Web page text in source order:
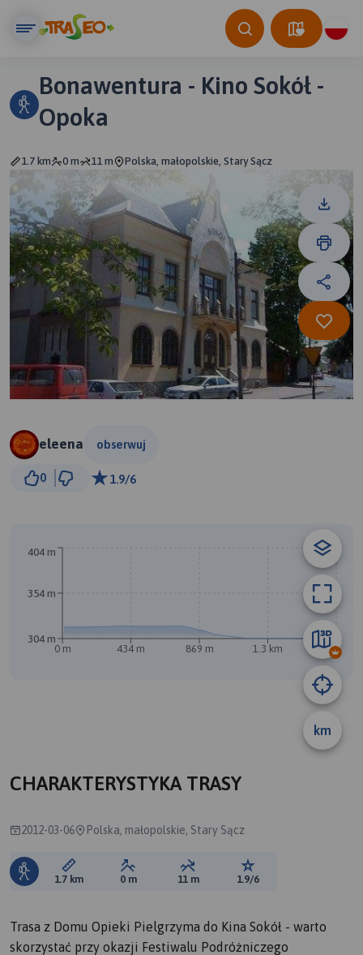
Bonawentura - Kino Sokół -
Opoka
1.7 km 0 m 11 m Polska, małopolskie, Stary Sącz
eleena obserwuj
0 1.9/6
km
0 m 434 m 869 m 1.3 km 1.7 km
304 m
354 m
404 m
CHARAKTERYSTYKA TRASY
2012-03-06 Polska, małopolskie, Stary Sącz
Długość trasy:
1.7 km Suma przewyższeń:
0 m Suma spadków:
11 m Ocena trasy:
1.9/6
Trasa z Domu Opieki Pielgrzyma do Kina Sokół - warto
skorzystać przy okazji Festiwalu Podróżniczego